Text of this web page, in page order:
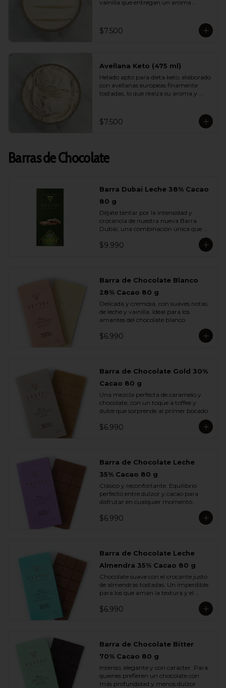
vainilla que entregan un aroma
buscan disfrutar de un helado liviano
sin renunciar al verdadero sabor de la
$7.500
Avellana Keto (475 ml)
Helado apto para dieta keto, elaborado
con avellanas europeas finamente
tostadas, lo que realza su aroma y
sorprendente. Ideal para quienes
cuidan su alimentación y quieren
$7.500
Barras de Chocolate
Barra Dubai Leche 38% Cacao
80 g
Déjate tentar por la intensidad y
crocancia de nuestra nueva Barra
Dubái, una combinación única que
fusiona lo mejor del chocolate europeo
con los sabores más exquisitos de
rellena con una cremosa pasta de
hebras de masa filo tostada con
mantequilla que aportan una textura
crujiente e irresistible.
viaje de sabor profundo y auténtico,
$9.990
Barra de Chocolate Blanco
28% Cacao 80 g
Delicada y cremosa, con suaves notas
de leche y vainilla. Ideal para los
amantes del chocolate blanco
$6.990
Barra de Chocolate Gold 30%
Cacao 80 g
Una mezcla perfecta de caramelo y
chocolate, con un toque a toffee y
dulce que sorprende al primer bocado.
$6.990
Barra de Chocolate Leche
35% Cacao 80 g
Clásico y reconfortante. Equilibrio
perfecto entre dulzor y cacao para
disfrutar en cualquier momento.
$6.990
Barra de Chocolate Leche
Almendra 35% Cacao 80 g
Chocolate suave con el crocante justo
de almendras tostadas. Un imperdible
para los que aman la textura y el
$6.990
Barra de Chocolate Bitter
70% Cacao 80 g
Intenso, elegante y con carácter. Para
quienes prefieren un chocolate con
más profundidad y menos dulzor.